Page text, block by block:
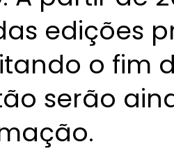
edições
o fim
serão